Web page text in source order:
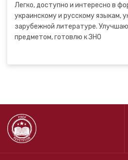
Легко, доступно и интересно в
украинскому и русскому языкам,
зарубежной литературе.
предметом, готовлю к ЗНО